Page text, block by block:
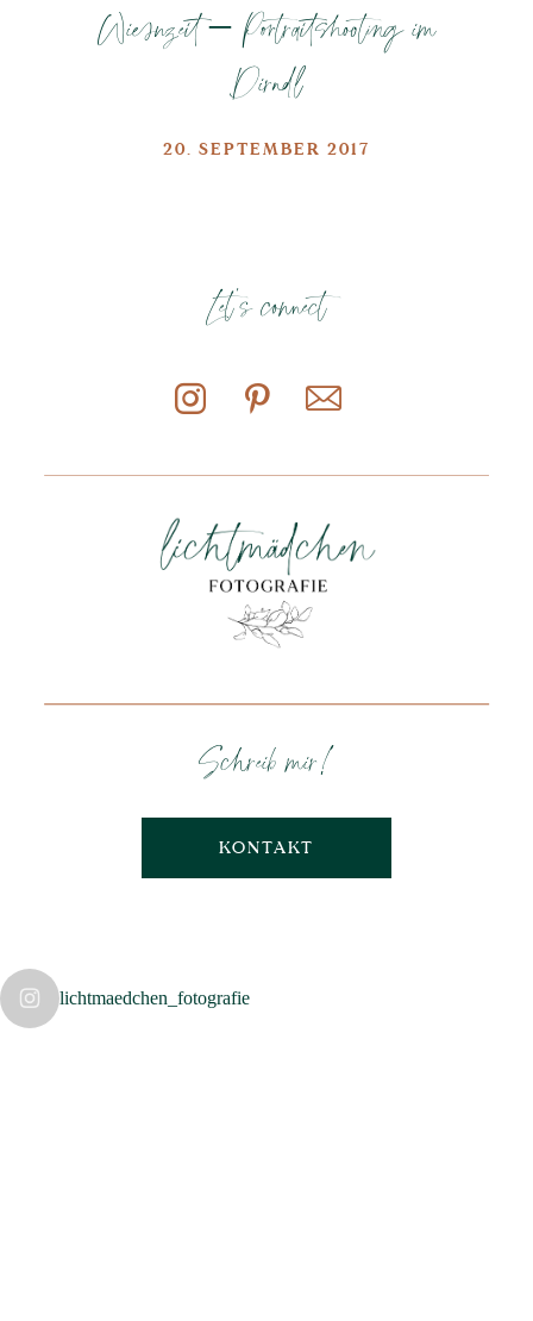
Wiesnzeit – Portraitshooting im
Dirndl
20. SEPTEMBER 2017
Schreib mir!
Let's connect
KONTAKT
lichtmaedchen_fotografie